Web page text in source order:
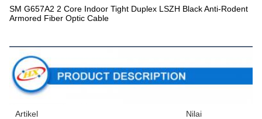
SM G657A2 2 Core Indoor Tight Duplex LSZH Black Anti-Rodent
Armored Fiber Optic Cable
Artikel Nilai